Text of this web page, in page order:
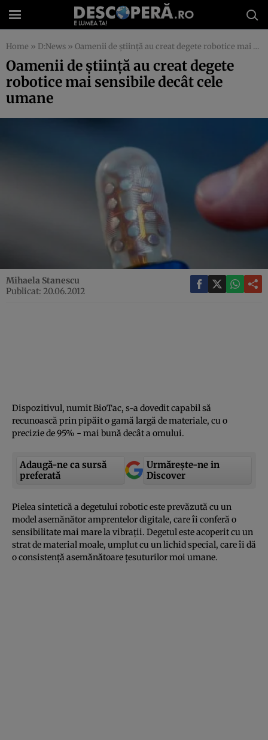
Home » D:News » Oamenii de ştiinţă au creat degete robotice mai sensibile decât cele umane
Oamenii de ştiinţă au creat degete
robotice mai sensibile decât cele
umane
Mihaela Stanescu
Publicat: 20.06.2012
Dispozitivul, numit BioTac, s-a dovedit capabil să
recunoască prin pipăit o gamă largă de materiale, cu o
precizie de 95% - mai bună decât a omului.
Adaugă-ne ca sursă
preferată
Urmărește-ne in
Discover
Pielea sintetică a degetului robotic este prevăzută cu un
model asemănător amprentelor digitale, care îi conferă o
sensibilitate mai mare la vibraţii. Degetul este acoperit cu un
strat de material moale, umplut cu un lichid special, care îi dă
o consistenţă asemănătoare ţesuturilor moi umane.